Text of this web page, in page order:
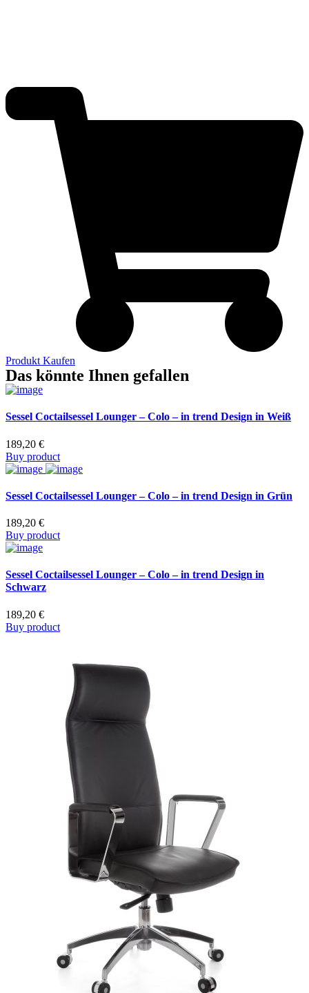
Produkt Kaufen
Das könnte Ihnen gefallen
Sessel Coctailsessel Lounger – Colo – in trend Design in Weiß
189,20 €
Buy product
Sessel Coctailsessel Lounger – Colo – in trend Design in Grün
189,20 €
Buy product
Sessel Coctailsessel Lounger – Colo – in trend Design in
Schwarz
189,20 €
Buy product